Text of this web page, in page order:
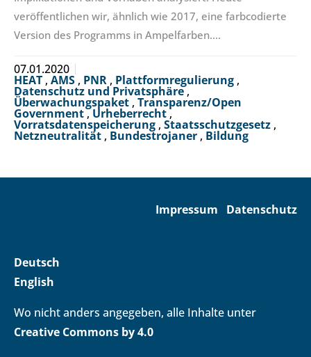
veröffentlichen wir, ähnlich wie 2017, eine farbcodierte
Version des Programms in Ampelfarben.…
07.01.2020
HEAT , AMS , PNR , Plattformregulierung ,
Datenschutz und Privatsphäre,
Überwachungspaket , Transparenz/Open
Government,Urheberrecht,
Vorratsdatenspeicherung , Staatsschutzgesetz ,
Netzneutralität , Bundestrojaner , Bildung
Impressum Datenschutz
Deutsch
English
Wo nicht anders angegeben, alle Inhalte unter
Creative Commons by 4.0